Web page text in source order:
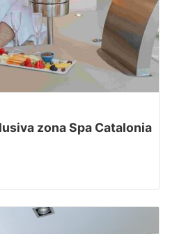
zona Spa Catalonia